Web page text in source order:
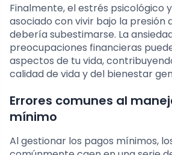
Finalmente, el estrés psicológico
asociado con vivir bajo la presión
debería subestimarse. La
preocupaciones financieras
aspectos de tu vida,
calidad de vida y del bienestar
Errores comunes al
mínimo
Al gestionar los pagos mínimos,